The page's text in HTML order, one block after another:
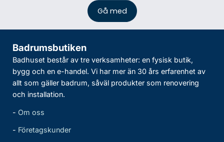
Badrumsbutiken
Badhuset består av tre verksamheter: en fysisk butik,
bygg och en e-handel. Vi har mer än 30 års erfarenhet av
allt som gäller badrum, såväl produkter som renovering
och installation.
- Om oss
- Företagskunder